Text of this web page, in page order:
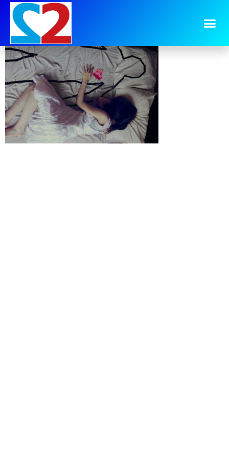
image-17